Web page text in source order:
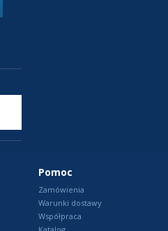
Pomoc
Zamówienia
Warunki dostawy
Współpraca